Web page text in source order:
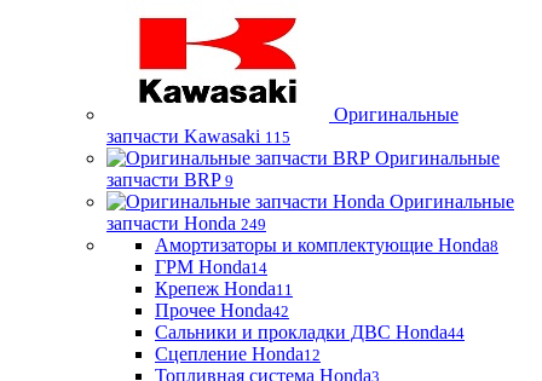
Оригинальные
запчасти Kawasaki 115
Оригинальные
запчасти BRP 9
Оригинальные
запчасти Honda 249
Амортизаторы и комплектующие Honda8
ГРМ Honda14
Крепеж Honda11
Прочее Honda42
Сальники и прокладки ДВС Honda44
Сцепление Honda12
Топливная система Honda3